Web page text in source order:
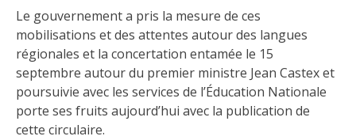
Le gouvernement a pris la mesure de ces
mobilisations et des attentes autour des langues
régionales et la concertation entamée le 15
septembre autour du premier ministre Jean Castex et
poursuivie avec les services de l’Éducation Nationale
porte ses fruits aujourd’hui avec la publication de
cette circulaire.